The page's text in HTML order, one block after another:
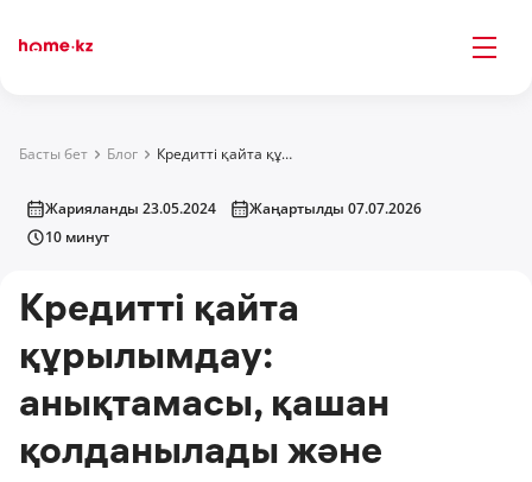
Басты бет Блог Кредитті қайта құрылымдау: анықтамасы, қашан қолданылады және қызметті кім пайдалана алады?
Жарияланды 23.05.2024
Жаңартылды 07.07.2026
10 минут
Кредитті қайта
құрылымдау:
анықтамасы, қашан
қолданылады және